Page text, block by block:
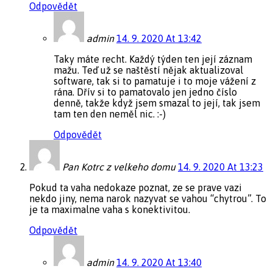
Odpovědět
admin 14. 9. 2020 At 13:42
Taky máte recht. Každý týden ten její záznam
mažu. Teď už se naštěstí nějak aktualizoval
software, tak si to pamatuje i to moje vážení z
rána. Dřív si to pamatovalo jen jedno číslo
denně, takže když jsem smazal to její, tak jsem
tam ten den neměl nic. :-)
Odpovědět
Pan Kotrc z velkeho domu 14. 9. 2020 At 13:23
Pokud ta vaha nedokaze poznat, ze se prave vazi
nekdo jiny, nema narok nazyvat se vahou “chytrou”. To
je ta maximalne vaha s konektivitou.
Odpovědět
admin 14. 9. 2020 At 13:40